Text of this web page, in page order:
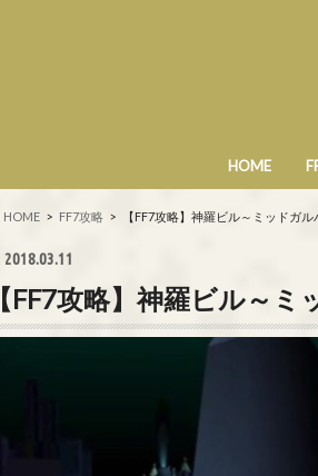
HOME
HOME FF7攻略 【FF7攻略】神羅ビル～ミッドガル
2018.03.11
【FF7攻略】神羅ビル～